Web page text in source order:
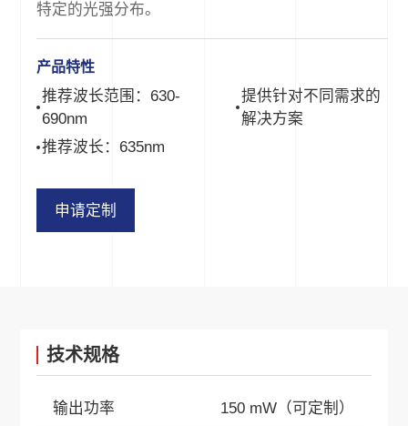
特定的光强分布。
产品特性
推荐波长范围：630-
690nm
提供针对不同需求的
解决方案
推荐波长：635nm
申请定制
技术规格
输出功率 150 mW（可定制）